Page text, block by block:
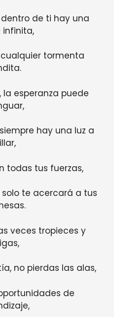
de ti hay una
infinita,
tormenta
la esperanza puede
hay una luz a
todas tus fuerzas,
te acercará a tus
veces tropieces y
no pierdas las alas,
de